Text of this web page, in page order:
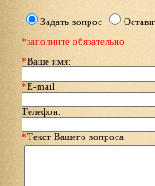
Задать вопрос
*заполните обязательно
*Ваше имя:
*E-mail:
Телефон:
*Текст Вашего вопроса: